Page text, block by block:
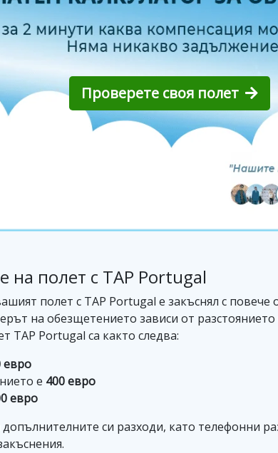
Проверете своя полет
на полет с TAP Portugal
полет с TAP Portugal е закъснял с
на обезщетението зависи от
TAP Portugal са както следва:
евро
е 400 евро
евро
си разходи, като телефонни